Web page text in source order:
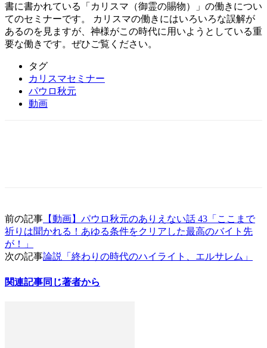
書に書かれている「カリスマ（御霊の賜物）」の働きについ
てのセミナーです。 カリスマの働きにはいろいろな誤解が
あるのを見ますが、神様がこの時代に用いようとしている重
要な働きです。ぜひご覧ください。
タグ
カリスマセミナー
パウロ秋元
動画
前の記事 【動画】パウロ秋元のありえない話 43「ここまで
祈りは聞かれる！あゆる条件をクリアした最高のバイト先
が！」
次の記事論説「終わりの時代のハイライト、エルサレム」
関連記事同じ著者から